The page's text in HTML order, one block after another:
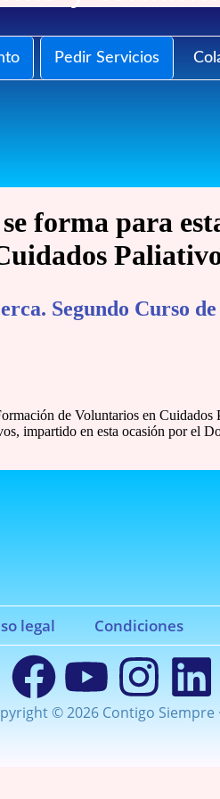
Pedir Servicios
forma para
Segundo Curso
de Voluntarios en
impartido en esta ocasión por el
legal Condiciones
© 2026 Contigo Siempre